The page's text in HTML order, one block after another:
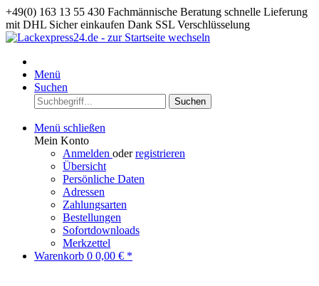
+49(0) 163 13 55 430 Fachmännische Beratung schnelle Lieferung
mit DHL Sicher einkaufen Dank SSL Verschlüsselung
Menü
Suchen
Suchen
Menü schließen
Mein Konto
Anmelden oderregistrieren
Übersicht
Persönliche Daten
Adressen
Zahlungsarten
Bestellungen
Sofortdownloads
Merkzettel
Warenkorb 0 0,00 € *